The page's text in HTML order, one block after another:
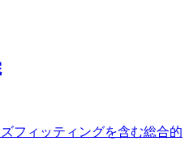
フィッティングを含む総合的